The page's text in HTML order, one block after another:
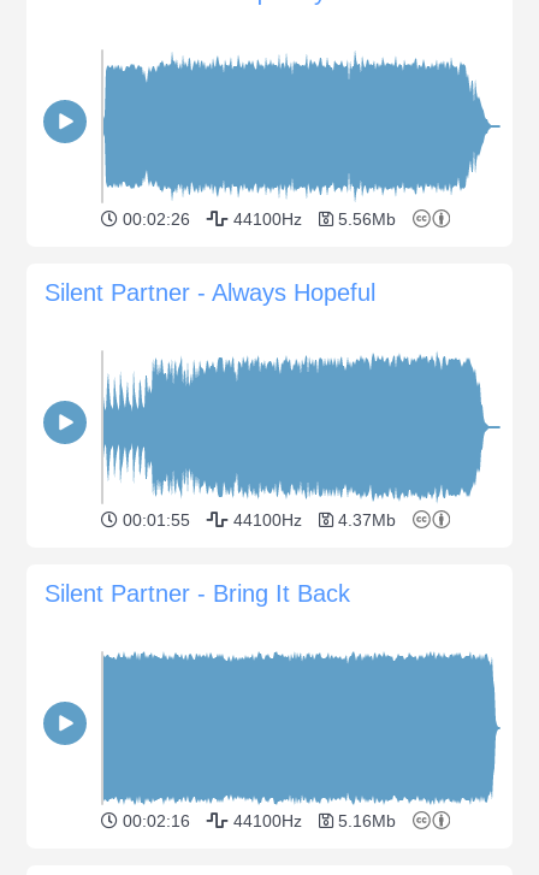
00:02:26 44100Hz 5.56Mb
Silent Partner - Always Hopeful
00:01:55 44100Hz 4.37Mb
Silent Partner - Bring It Back
00:02:16 44100Hz 5.16Mb